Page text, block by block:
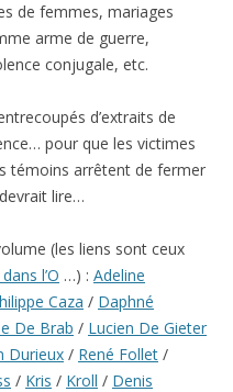
de femmes, mariages
arme de guerre,
conjugale, etc.
d’extraits de
pour que les victimes
témoins arrêtent de fermer
lire…
(les liens sont ceux
l’O …) : Adeline
Caza / Daphné
De Brab / Lucien De Gieter
Durieux / René Follet /
/ Kris / Kroll / Denis